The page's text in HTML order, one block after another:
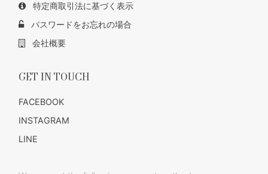
特定商取引法に基づく表示
パスワードをお忘れの場合
会社概要
GET IN TOUCH
FACEBOOK
INSTAGRAM
LINE